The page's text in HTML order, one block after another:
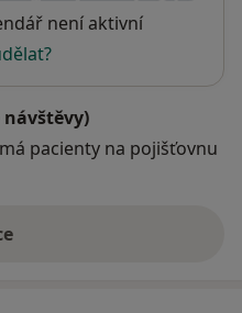
není aktivní
pacienty na pojišťovnu
adrese